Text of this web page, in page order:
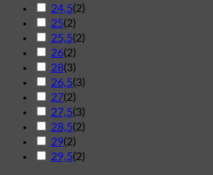
24,5(2)
25(2)
25,5(2)
26(2)
28(3)
26,5(3)
27(2)
27,5(3)
28,5(2)
29(2)
29,5(2)